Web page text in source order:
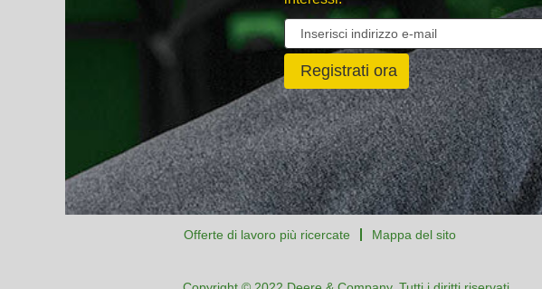
Offerte di lavoro più ricercate Mappa del sito